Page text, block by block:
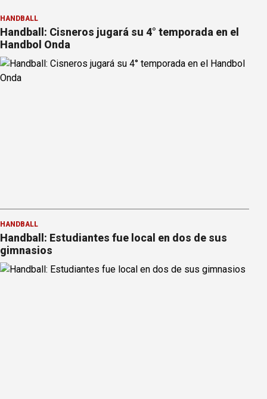
HANDBALL
Handball: Cisneros jugará su 4° temporada en el
Handbol Onda
HANDBALL
Handball: Estudiantes fue local en dos de sus
gimnasios